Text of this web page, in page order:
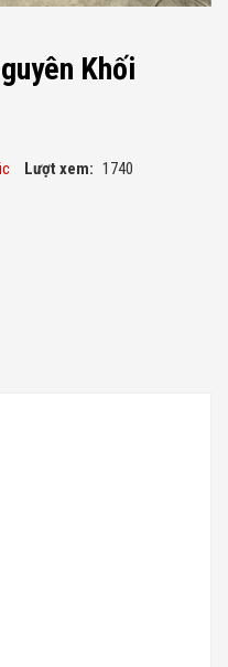
Khối
Lượt xem: 1740